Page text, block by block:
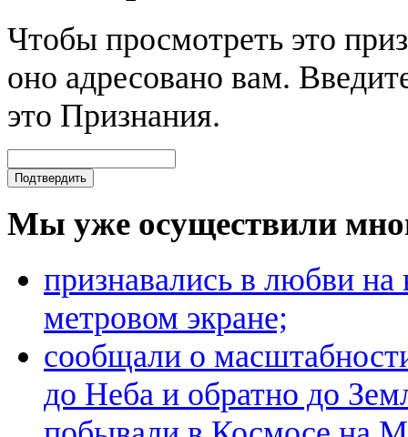
Чтобы просмотреть это
оно адресовано вам.
это Признания.
Мы уже осуществили
признавались в любви на
метровом экране;
сообщали о
до Неба и обратно до